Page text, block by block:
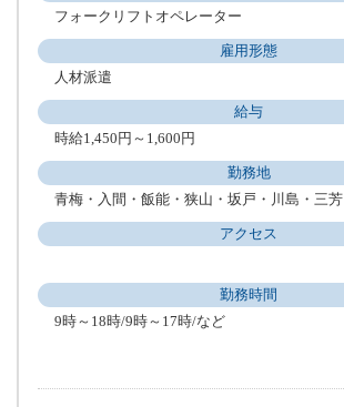
フォークリフトオペレーター
雇用形態
人材派遣
給与
時給1,450円～1,600円
勤務地
青梅・入間・飯能・狭山・坂戸・川島・三芳
アクセス
勤務時間
9時～18時/9時～17時/など